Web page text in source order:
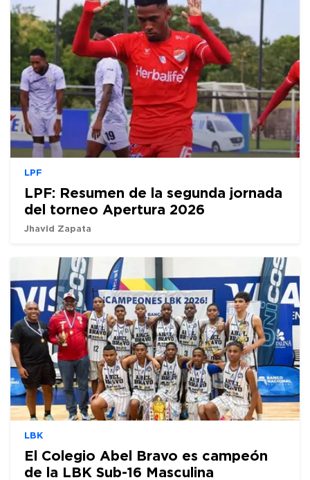
LPF
LPF: Resumen de la segunda jornada
del torneo Apertura 2026
Jhavid Zapata
LBK
El Colegio Abel Bravo es campeón
de la LBK Sub-16 Masculina